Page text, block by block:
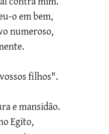
o em bem,
numeroso,
filhos".
e mansidão.
Egito,